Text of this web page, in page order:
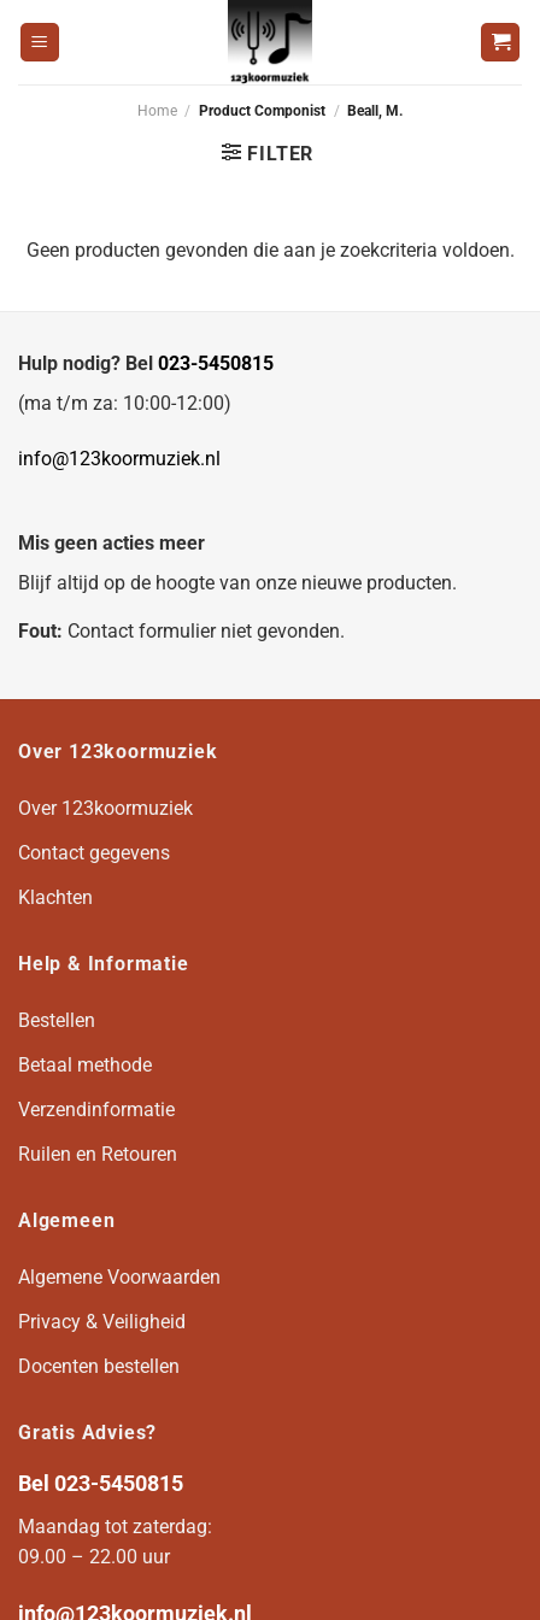
naar
Home / Product Componist / Beall, M.
FILTER
Geen producten gevonden die aan je zoekcriteria voldoen.
Hulp nodig? Bel 023-5450815
(ma t/m za: 10:00-12:00)
info@123koormuziek.nl
Mis geen acties meer
Blijf altijd op de hoogte van onze nieuwe producten.
Fout: Contact formulier niet gevonden.
Over 123koormuziek
Over 123koormuziek
Contact gegevens
Klachten
Help & Informatie
Bestellen
Betaal methode
Verzendinformatie
Ruilen en Retouren
Algemeen
Algemene Voorwaarden
Privacy & Veiligheid
Docenten bestellen
Gratis Advies?
Bel 023-5450815
Maandag tot zaterdag:
09.00 – 22.00 uur
info@123koormuziek.nl